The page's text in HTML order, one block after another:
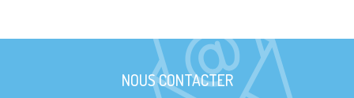
NOUS CONTACTER